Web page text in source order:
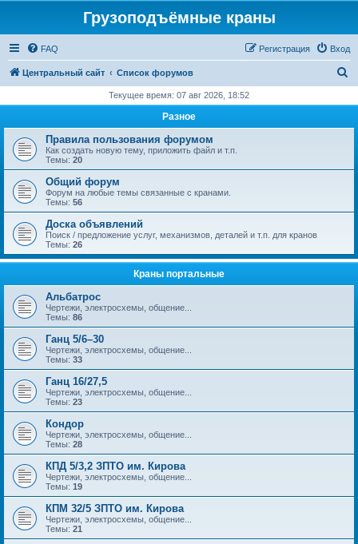
Грузоподъёмные краны
FAQ Вход
Регистрация
Центральный сайт Список форумов
с
Текущее время: 07 авг 2026, 18:52
Разное
Правила пользования форумом
Как создать новую тему, приложить файл и т.п.
Темы: 20
Общий форум
Форум на любые темы связанные с кранами.
Темы: 56
Доска объявлений
Поиск / предложение услуг, механизмов, деталей и т.п. для кранов
Темы: 26
Краны портальные
Альбатрос
Чертежи, электросхемы, общение...
Темы: 86
Ганц 5/6–30
Чертежи, электросхемы, общение...
Темы: 33
Ганц 16/27,5
Чертежи, электросхемы, общение...
Темы: 23
Кондор
Чертежи, электросхемы, общение...
Темы: 28
КПД 5/3,2 ЗПТО им. Кирова
Чертежи, электросхемы, общение...
Темы: 19
КПМ 32/5 ЗПТО им. Кирова
Чертежи, электросхемы, общение...
Темы: 21